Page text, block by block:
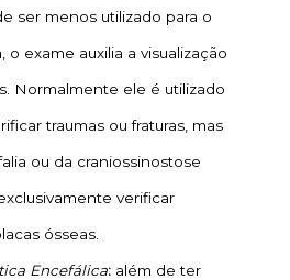
ser menos utilizado para o
o exame auxilia a visualização
Normalmente ele é utilizado
traumas ou fraturas, mas
ou da craniossinostose
verificar
ósseas.
Encefálica: além de ter